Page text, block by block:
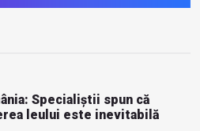
Specialiștii spun că
leului este inevitabilă